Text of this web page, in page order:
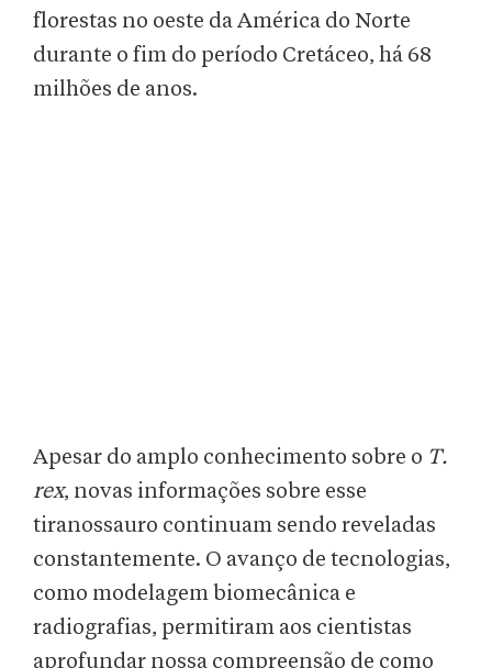
florestas no oeste da América do Norte
durante o fim do período Cretáceo, há 68
milhões de anos.
Apesar do amplo conhecimento sobre o T.
rex, novas informações sobre esse
tiranossauro continuam sendo reveladas
constantemente. O avanço de tecnologias,
como modelagem biomecânica e
radiografias, permitiram aos cientistas
aprofundar nossa compreensão de como